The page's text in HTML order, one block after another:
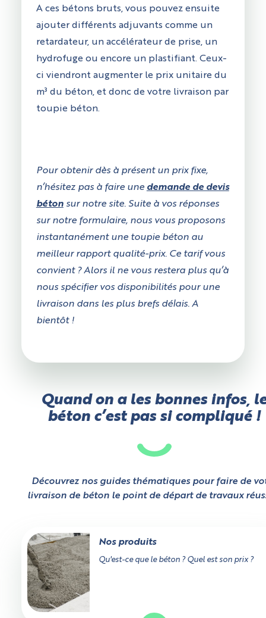
A ces bétons bruts, vous pouvez ensuite
ajouter différents adjuvants comme un
retardateur, un accélérateur de prise, un
hydrofuge ou encore un plastifiant. Ceux-
ci viendront augmenter le prix unitaire du
m³ du béton, et donc de votre livraison par
toupie béton.
Pour obtenir dès à présent un prix fixe,
n’hésitez pas à faire une demande de devis
bétonsur notre site. Suite à vos réponses
sur notre formulaire, nous vous proposons
instantanément une toupie béton au
meilleur rapport qualité-prix. Ce tarif vous
convient ? Alors il ne vous restera plus qu’à
nous spécifier vos disponibilités pour une
livraison dans les plus brefs délais. A
bientôt !
Quand on a les bonnes infos,
béton c’est pas si compliqué !
Découvrez nos guides thématiques pour faire de
livraison de béton le point de départ de travaux
Nos produits
Qu'est-ce que le béton ? Quel est son prix ?